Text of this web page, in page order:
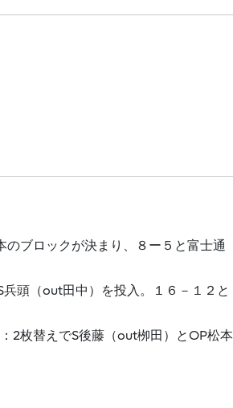
ブロックが決まり、８ー５と富士通
頭（out田中）を投入。１６－１２と
2枚替えでS後藤（out栁田）とOP松本